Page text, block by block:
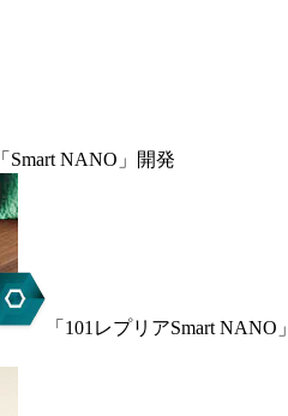
「Smart NANO」開発
「101レプリアSmart NANO」